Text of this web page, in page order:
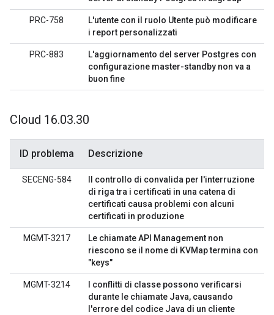
PRC-758
L'utente con il ruolo Utente può modificare
i report personalizzati
PRC-883
L'aggiornamento del server Postgres con
configurazione master-standby non va a
buon fine
Cloud 16.03.30
ID problema Descrizione
SECENG-584
Il controllo di convalida per l'interruzione
di riga tra i certificati in una catena di
certificati causa problemi con alcuni
certificati in produzione
MGMT-3217
Le chiamate API Management non
riescono se il nome di KVMap termina con
"keys"
MGMT-3214
I conflitti di classe possono verificarsi
durante le chiamate Java, causando
l'errore del codice Java di un cliente